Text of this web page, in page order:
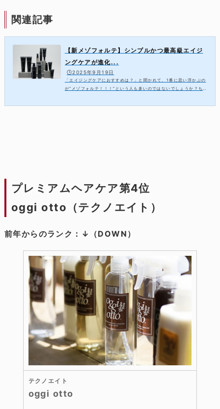
関連記事
【新メゾフォルテ】シンプルかつ最高級エイジ
ングケアが進化...
🕒️2025年9月19日
「エイジングケアにおすすめは？」と聞かれて、1番に思い浮かぶの
が“メゾフォルテ！！！”という人も多いのではないでしょうか？ち
広いお悩み対応能力でファンが多いブラ...
プレミアムヘアケア第4位
oggi otto（テクノエイト）
前年からのランク：↓（DOWN）
テクノエイト
oggi otto